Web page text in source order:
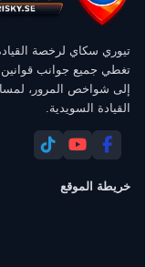
تيوري سكاي لرخصة
تغطي جميع جوانب قوانين
إلى شواخص المرور،
القيادة السويدية.
خريطة الموقع